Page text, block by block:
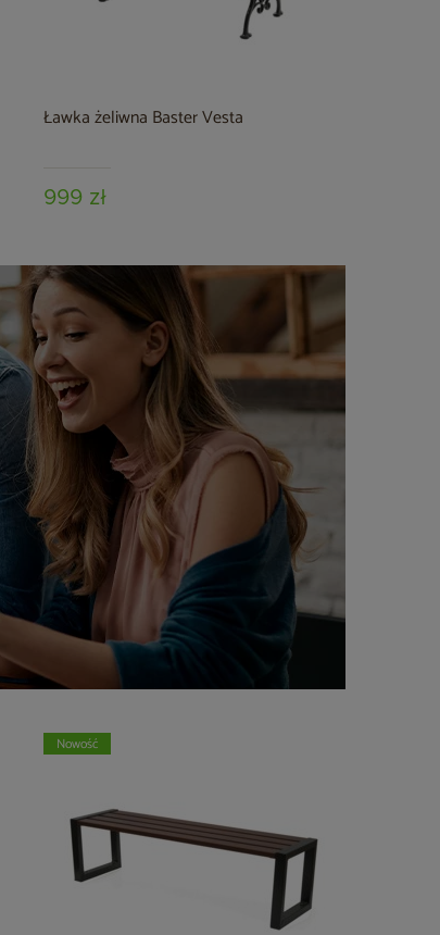
Ławka żeliwna Baster Vesta
999 zł
Nowość